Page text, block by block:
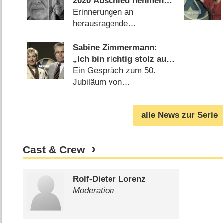
mussten
Erinnerungen an
herausragende
(31.12.2020)
Sabine Zimmermann:
„Ich bin richtig stolz auf
meinen Vater!“
Ein Gespräch zum 50.
Jubiläum von
alle News zur Serie
Cast & Crew
Rolf-Dieter Lorenz
Moderation